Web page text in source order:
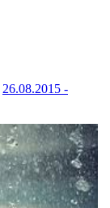
26.08.2015 -